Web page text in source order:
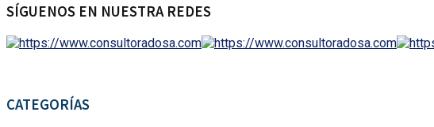
SÍGUENOS EN NUESTRA REDES
CATEGORÍAS